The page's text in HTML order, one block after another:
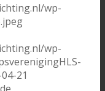
wp-
wp-
21